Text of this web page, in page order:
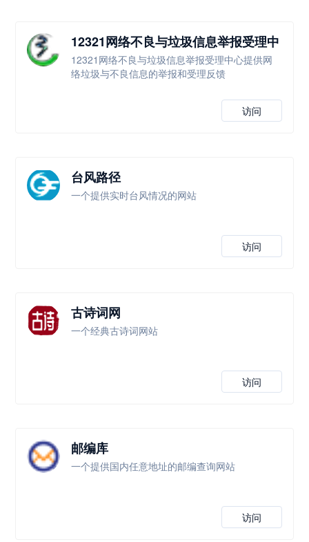
12321网络不良与垃圾信息举报受理中
心
12321网络不良与垃圾信息举报受理中心提供网
络垃圾与不良信息的举报和受理反馈
访问
台风路径
一个提供实时台风情况的网站
访问
古诗词网
一个经典古诗词网站
访问
邮编库
一个提供国内任意地址的邮编查询网站
访问